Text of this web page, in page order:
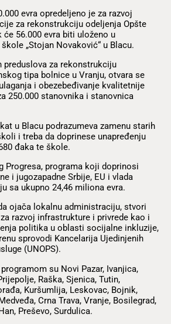
evra opredeljeno je za razvoj
za rekonstrukciju odeljenja Opšte
će 56.000 evra biti uloženo u
„Stojan Novaković“ u Blacu.
preduslova za rekonstrukciju
tipa bolnice u Vranju, otvara se
i obezebeđivanje kvalitetnije
250.000 stanovnika i stanovnica
u Blacu podrazumeva zamenu starih
i treba da doprinese unapređenju
đaka te škole.
Progresa, programa koji doprinosi
i jugozapadne Srbije, EU i vlada
sa ukupno 24,46 miliona evra.
ojača lokalnu administraciju, stvori
razvoj infrastrukture i privrede kao i
politika u oblasti socijalne inkluzije,
sprovodi Kancelarija Ujedinjenih
(UNOPS).
su Novi Pazar, Ivanjica,
Raška, Sjenica, Tutin,
Kuršumlija, Leskovac, Bojnik,
Crna Trava, Vranje, Bosilegrad,
Preševo, Surdulica.